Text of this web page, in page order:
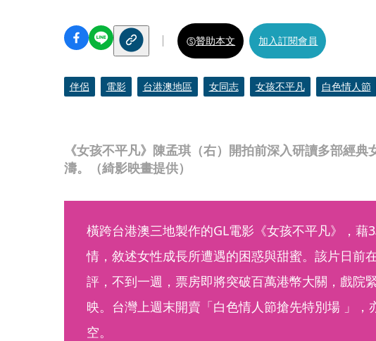
《女孩不平凡》陳孟琪（右）開拍前深入研讀多部經
濤。（綺影映畫提供）
贊助本文 加入訂閱會員
伴侶 電影 台港澳地區 女同志 女孩不平凡 白色情人節
橫跨台港澳三地製作的GL電影《女孩不平凡》，藉
情，敘述女性成長所遭遇的困惑與甜蜜。該片日前
評，不到一週，票房即將突破百萬港幣大關，戲院
映。台灣上週末開賣「白色情人節搶先特別場 」，
空。